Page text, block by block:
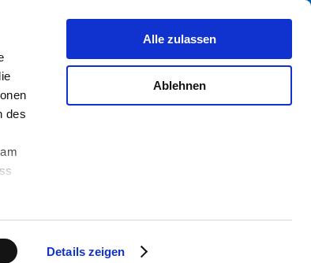
des
Details zeigen
Alle zulassen
Ablehnen
Kontakt